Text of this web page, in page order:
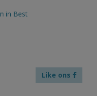
in Best
Like ons